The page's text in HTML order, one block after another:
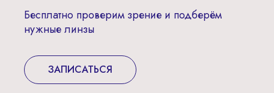
Бесплатно проверим зрение и подберём
нужные линзы
ЗАПИСАТЬСЯ